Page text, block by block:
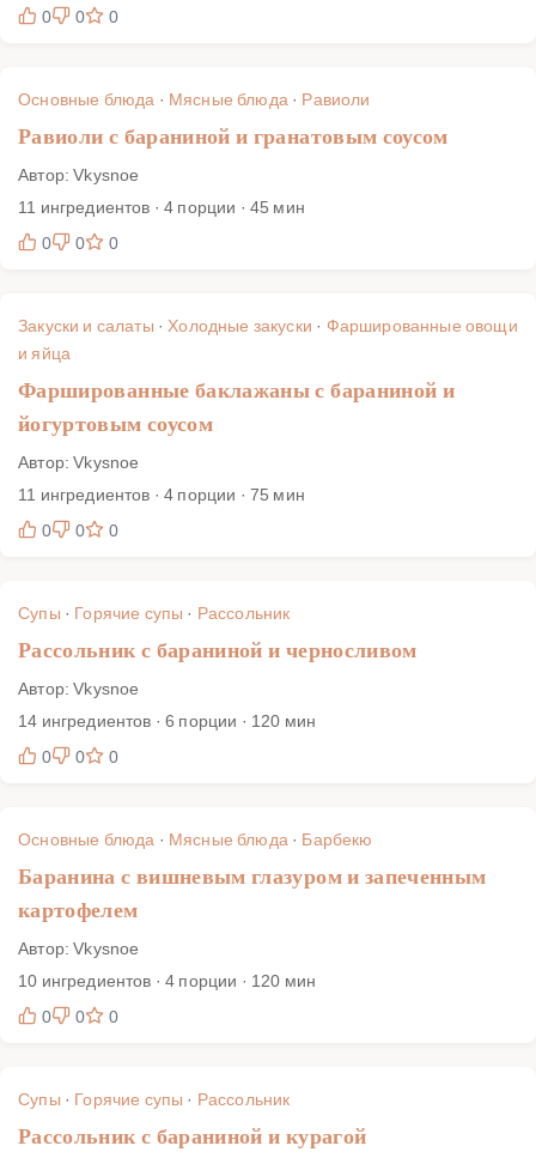
0
0 0
Основные блюда · Мясные блюда· Равиоли
Равиоли с бараниной и гранатовым соусом
Автор: Vkysnoe
11 ингредиентов · 4 порции · 45 мин
0
0 0
Закуски и салаты ·Холодные закуски · Фаршированные овощи
и яйца
Фаршированные баклажаны с бараниной и
йогуртовым соусом
Автор: Vkysnoe
11 ингредиентов · 4 порции · 75 мин
0
0 0
Супы · Горячие супы · Рассольник
Рассольник с бараниной и черносливом
Автор: Vkysnoe
14 ингредиентов · 6 порции · 120 мин
0
0 0
Основные блюда · Мясные блюда· Барбекю
Баранина с вишневым глазуром и запеченным
картофелем
Автор: Vkysnoe
10 ингредиентов · 4 порции · 120 мин
0
0 0
Супы · Горячие супы · Рассольник
Рассольник с бараниной и курагой